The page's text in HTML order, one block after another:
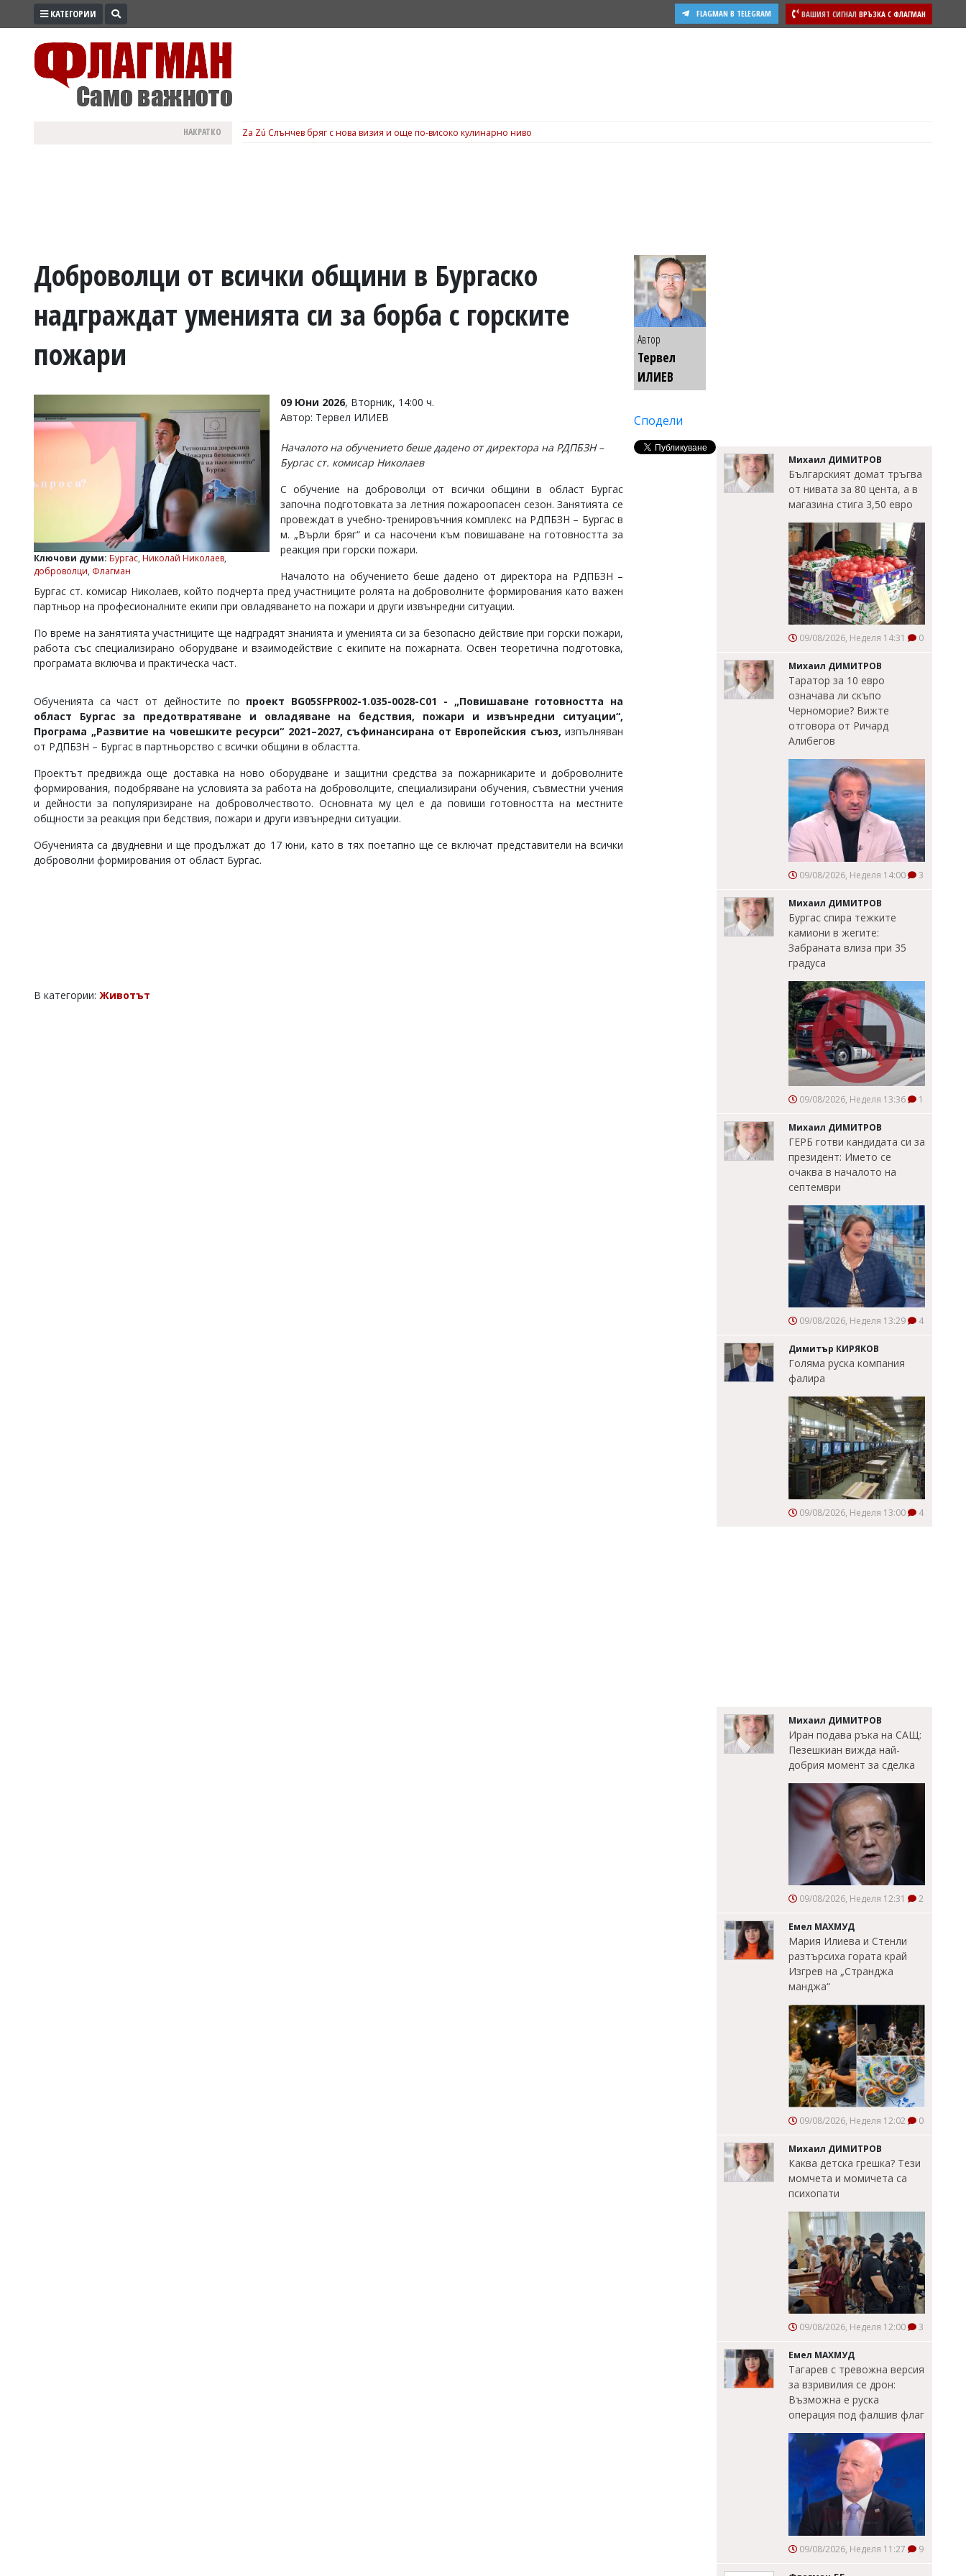
ПРОМО
ВОЙНАТА
УКРАЙНА
РАЗСЛЕДВАНЕ
БИЗНЕС
k.kassabova@flagman.bg
Главен
Колев,
office@flagman.bg
Коментарите
въвеждат
читателите
отговорност
обиден
КАТЕГОРИИ ВАШИЯТ СИГНАЛ ВРЪЗКА С ФЛАГМАН
FLAGMAN В TELEGRAM
НАКРАТКО Za Zú Слънчев бряг с нова визия и още по-високо кулинарно ниво
Доброволци от всички общини в Бургаско
надграждат уменията си за борба с горските
пожари
Ключови думи: Бургас, Николай Николаев,
доброволци, Флагман
09 Юни 2026, Вторник, 14:00 ч.
Автор: Тервел ИЛИЕВ
Началото на обучението беше дадено от директора на РДПБЗН –
Бургас ст. комисар Николаев
С обучение на доброволци от всички общини в област Бургас
започна подготовката за летния пожароопасен сезон. Занятията се
провеждат в учебно-тренировъчния комплекс на РДПБЗН – Бургас в
м. „Върли бряг“ и са насочени към повишаване на готовността за
реакция при горски пожари.
Началото на обучението беше дадено от директора на РДПБЗН –
Бургас ст. комисар Николаев, който подчерта пред участниците ролята на доброволните формирования като важен
партньор на професионалните екипи при овладяването на пожари и други извънредни ситуации.
По време на занятията участниците ще надградят знанията и уменията си за безопасно действие при горски пожари,
работа със специализирано оборудване и взаимодействие с екипите на пожарната. Освен теоретична подготовка,
програмата включва и практическа част.
Обученията са част от дейностите по проект BG05SFPR002-1.035-0028-C01 - „Повишаване готовността на
област Бургас за предотвратяване и овладяване на бедствия, пожари и извънредни ситуации“,
Програма „Развитие на човешките ресурси“ 2021–2027, съфинансирана от Европейския съюз, изпълняван
от РДПБЗН – Бургас в партньорство с всички общини в областта.
Проектът предвижда още доставка на ново оборудване и защитни средства за пожарникарите и доброволните
формирования, подобряване на условията за работа на доброволците, специализирани обучения, съвместни учения
и дейности за популяризиране на доброволчеството. Основната му цел е да повиши готовността на местните
общности за реакция при бедствия, пожари и други извънредни ситуации.
Обученията са двудневни и ще продължат до 17 юни, като в тях поетапно ще се включат представители на всички
доброволни формирования от област Бургас.
В категории: Животът
Автор
Тервел
ИЛИЕВ
Сподели
Михаил ДИМИТРОВ
Българският домат тръгва
от нивата за 80 цента, а в
магазина стига 3,50 евро
09/08/2026, Неделя 14:31 0
Михаил ДИМИТРОВ
Таратор за 10 евро
означава ли скъпо
Черноморие? Вижте
отговора от Ричард
Алибегов
09/08/2026, Неделя 14:00 3
Михаил ДИМИТРОВ
Бургас спира тежките
камиони в жегите:
Забраната влиза при 35
градуса
09/08/2026, Неделя 13:36 1
Михаил ДИМИТРОВ
ГЕРБ готви кандидата си за
президент: Името се
очаква в началото на
септември
09/08/2026, Неделя 13:29 4
Димитър КИРЯКОВ
Голяма руска компания
фалира
09/08/2026, Неделя 13:00 4
Михаил ДИМИТРОВ
Иран подава ръка на САЩ:
Пезешкиан вижда най-
добрия момент за сделка
09/08/2026, Неделя 12:31 2
Емел МАХМУД
Мария Илиева и Стенли
разтърсиха гората край
Изгрев на „Странджа
манджа“
09/08/2026, Неделя 12:02 0
Михаил ДИМИТРОВ
Каква детска грешка? Тези
момчета и момичета са
психопати
09/08/2026, Неделя 12:00 3
Емел МАХМУД
Тагарев с тревожна версия
за взривилия се дрон:
Възможна е руска
операция под фалшив флаг
09/08/2026, Неделя 11:27 9